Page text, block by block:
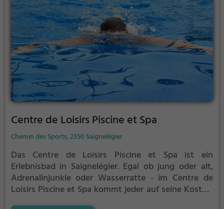
Centre de Loisirs Piscine et Spa
Chemin des Sports, 2350 Saignelégier
Das Centre de Loisirs Piscine et Spa ist ein
Erlebnisbad in Saignelégier. Egal ob jung oder alt,
Adrenalinjunkie oder Wasserratte - im Centre de
Loisirs Piscine et Spa kommt jeder auf seine Kosten.